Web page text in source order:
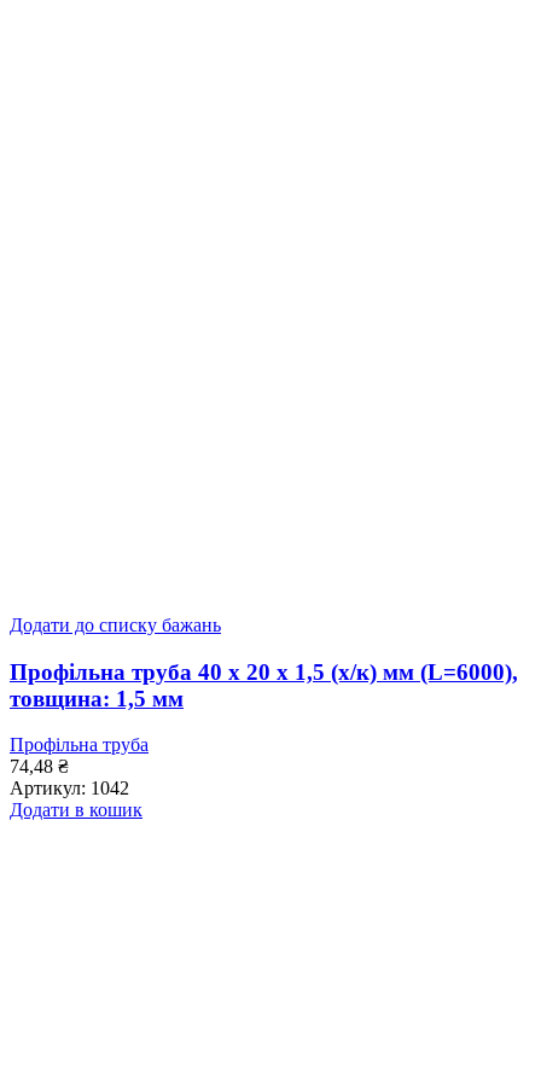
Додати до списку бажань
Профільна труба 40 x 20 x 1,5 (х/к) мм (L=6000),
товщина: 1,5 мм
Профільна труба
74,48 ₴
Артикул: 1042
Додати в кошик